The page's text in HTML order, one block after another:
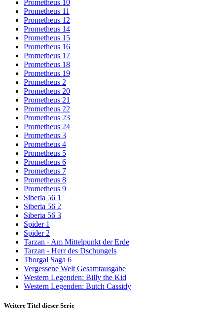
Prometheus 10
Prometheus 11
Prometheus 12
Prometheus 14
Prometheus 15
Prometheus 16
Prometheus 17
Prometheus 18
Prometheus 19
Prometheus 2
Prometheus 20
Prometheus 21
Prometheus 22
Prometheus 23
Prometheus 24
Prometheus 3
Prometheus 4
Prometheus 5
Prometheus 6
Prometheus 7
Prometheus 8
Prometheus 9
Siberia 56 1
Siberia 56 2
Siberia 56 3
Spider 1
Spider 2
Tarzan - Am Mittelpunkt der Erde
Tarzan - Herr des Dschungels
Thorgal Saga 6
Vergessene Welt Gesamtausgabe
Western Legenden: Billy the Kid
Western Legenden: Butch Cassidy
Weitere Titel dieser Serie